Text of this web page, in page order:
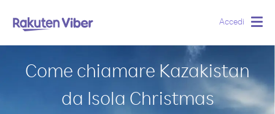
Accedi
Come chiamare Kazakistan
da Isola Christmas